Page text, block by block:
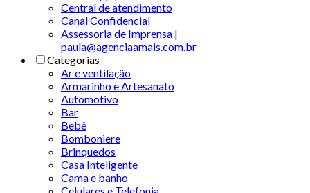
Central de atendimento
Canal Confidencial
Assessoria de Imprensa |
paula@agenciaamais.com.br
Categorias
Ar e ventilação
Armarinho e Artesanato
Automotivo
Bar
Bebê
Bomboniere
Brinquedos
Casa Inteligente
Cama e banho